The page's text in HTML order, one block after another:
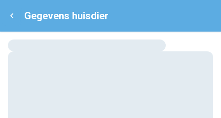
Gegevens huisdier